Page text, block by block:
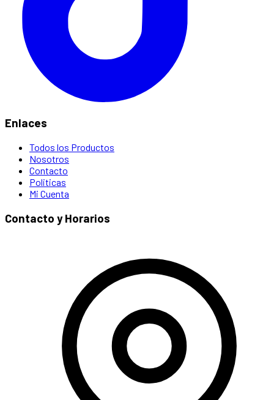
Enlaces
Todos los Productos
Nosotros
Contacto
Politicas
Mi Cuenta
Contacto y Horarios